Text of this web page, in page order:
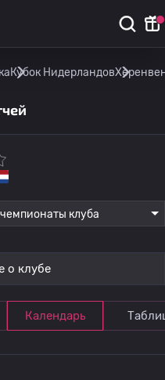
Кубок Нидерландов
клуба
о клубе
Календарь